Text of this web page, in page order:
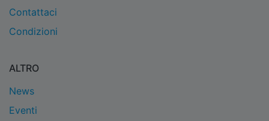
Contattaci
Condizioni
ALTRO
News
Eventi